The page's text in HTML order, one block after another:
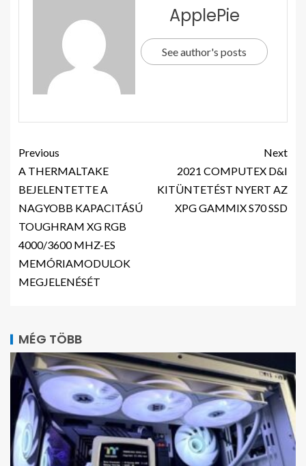
ApplePie
See author's posts
Previous
A THERMALTAKE
BEJELENTETTE A
NAGYOBB KAPACITÁSÚ
TOUGHRAM XG RGB
4000/3600 MHZ-ES
MEMÓRIAMODULOK
MEGJELENÉSÉT
Next
2021 COMPUTEX D&I
KITÜNTETÉST NYERT AZ
XPG GAMMIX S70 SSD
MÉG TÖBB